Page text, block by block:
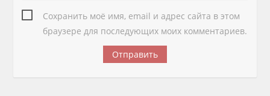
Сохранить моё имя, email и адрес сайта в этом
браузере для последующих моих комментариев.